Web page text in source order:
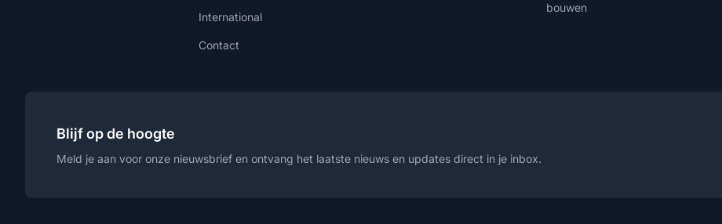
International
Contact
bouwen
Blijf op de hoogte
Meld je aan voor onze nieuwsbrief en ontvang het laatste nieuws en updates direct in je inbox.